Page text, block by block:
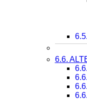
6.6.